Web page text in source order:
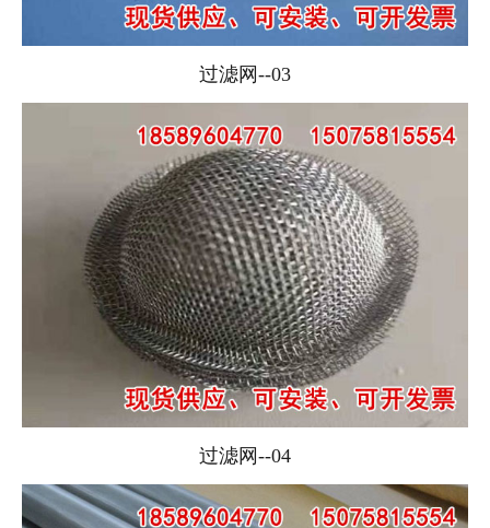
过滤网--03
过滤网--04